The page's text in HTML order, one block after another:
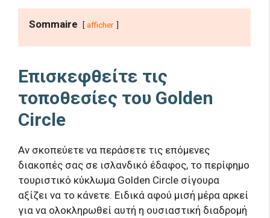
Sommaire afficher
Επισκεφθείτε τις
τοποθεσίες του Golden
Circle
Αν σκοπεύετε να περάσετε τις επόμενες
διακοπές σας σε ισλανδικό έδαφος, το περίφημο
τουριστικό κύκλωμα Golden Circle σίγουρα
αξίζει να το κάνετε. Ειδικά αφού μισή μέρα αρκεί
για να ολοκληρωθεί αυτή η ουσιαστική διαδρομή